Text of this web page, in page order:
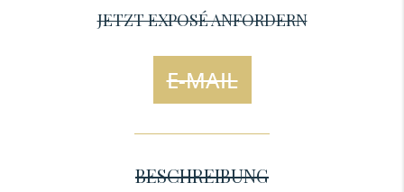
JETZT EXPOSÉ ANFORDERN
E-MAIL
BESCHREIBUNG